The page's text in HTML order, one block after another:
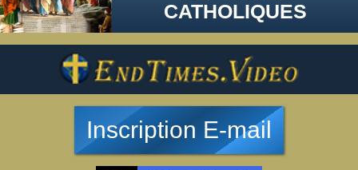
CATHOLIQUES
Inscription E-mail